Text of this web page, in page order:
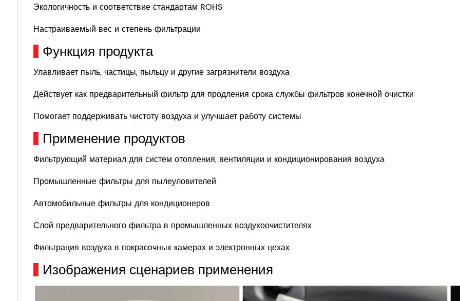
Экологичность и соответствие стандартам ROHS
Настраиваемый вес и степень фильтрации
Функция продукта
Улавливает пыль, частицы, пыльцу и другие загрязнители воздуха
Действует как предварительный фильтр для продления срока службы фильтров конечной очистки
Помогает поддерживать чистоту воздуха и улучшает работу системы
Применение продуктов
Фильтрующий материал для систем отопления, вентиляции и кондиционирования воздуха
Промышленные фильтры для пылеуловителей
Автомобильные фильтры для кондиционеров
Слой предварительного фильтра в промышленных воздухоочистителях
Фильтрация воздуха в покрасочных камерах и электронных цехах
Изображения сценариев применения